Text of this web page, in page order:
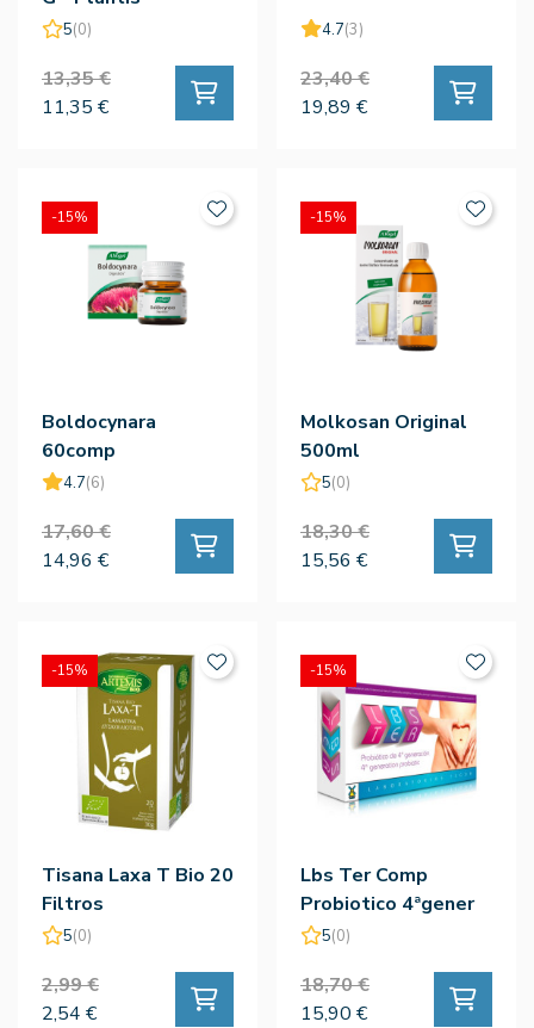
5(0)
13,35 €
11,35 €
4.7(3)
23,40 €
19,89 €
Boldocynara
60comp
4.7(6)
17,60 €
14,96 €
-15%
Molkosan Original
500ml
5(0)
18,30 €
15,56 €
-15%
Tisana Laxa T Bio 20
Filtros
5(0)
2,99 €
2,54 €
-15%
Lbs Ter Comp
Probiotico 4ªgener
45comp
5(0)
18,70 €
15,90 €
-15%